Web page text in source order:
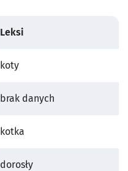
Leksi
koty
brak danych
kotka
dorosły